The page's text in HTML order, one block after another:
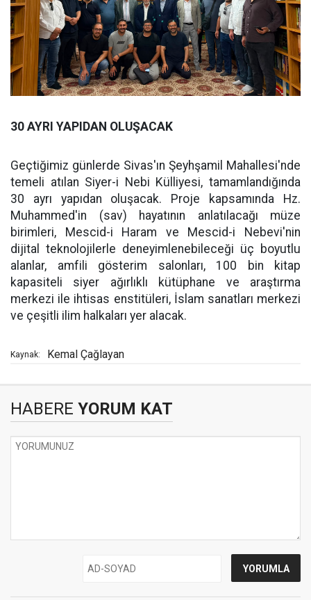
30 AYRI YAPIDAN OLUŞACAK
Geçtiğimiz günlerde Sivas'ın Şeyhşamil Mahallesi'nde
temeli atılan Siyer-i Nebi Külliyesi, tamamlandığında
30 ayrı yapıdan oluşacak. Proje kapsamında Hz.
Muhammed'in (sav) hayatının anlatılacağı müze
birimleri, Mescid-i Haram ve Mescid-i Nebevi'nin
dijital teknolojilerle deneyimlenebileceği üç boyutlu
alanlar, amfili gösterim salonları, 100 bin kitap
kapasiteli siyer ağırlıklı kütüphane ve araştırma
merkezi ile ihtisas enstitüleri, İslam sanatları merkezi
ve çeşitli ilim halkaları yer alacak.
Kaynak: Kemal Çağlayan
HABERE YORUM KAT